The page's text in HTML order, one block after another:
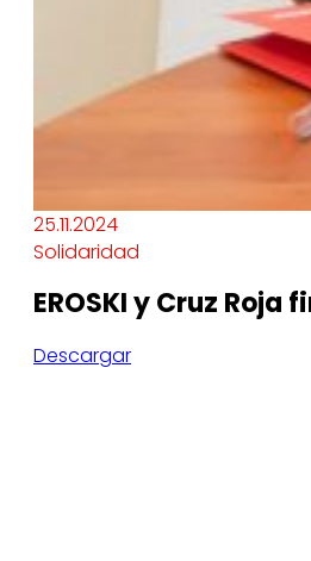
25.11.2024
Solidaridad
EROSKI y Cruz
Descargar